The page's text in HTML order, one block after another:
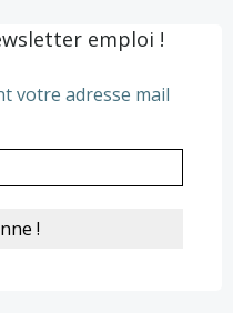
emploi !
votre adresse mail